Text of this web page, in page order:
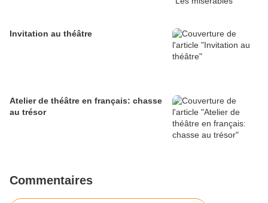
Invitation au théâtre
Atelier de théâtre en français: chasse
au trésor
Commentaires